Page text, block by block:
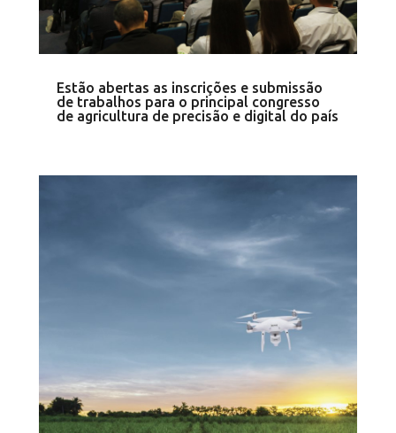
Estão abertas as inscrições e submissão
de trabalhos para o principal congresso
de agricultura de precisão e digital do país